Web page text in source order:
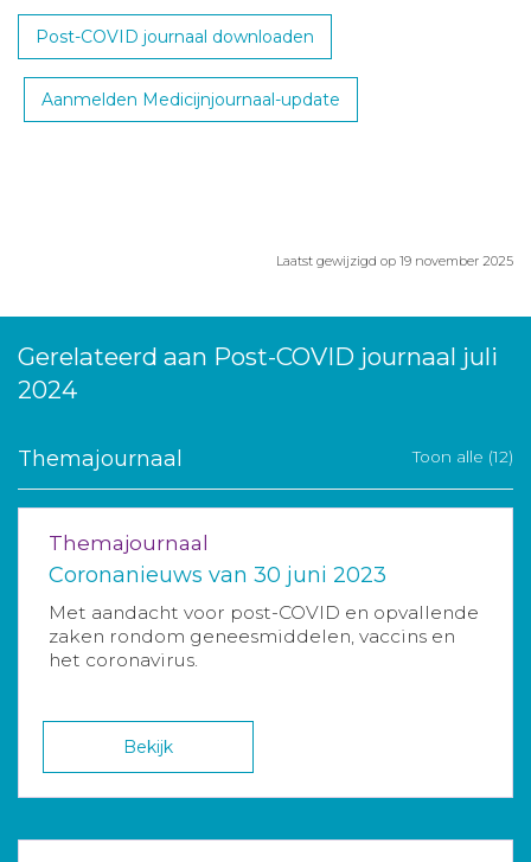
Post-COVID journaal downloaden
Aanmelden Medicijnjournaal-update
Laatst gewijzigd op 19 november 2025
Gerelateerd aan Post-COVID journaal juli
2024
Themajournaal Toon alle (12)
Themajournaal
Coronanieuws van 30 juni 2023
Met aandacht voor post-COVID en opvallende
zaken rondom geneesmiddelen, vaccins en
het coronavirus.
Bekijk